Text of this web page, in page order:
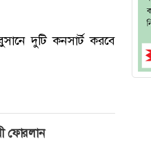
দুটি কনসার্ট করবে
ফোরলান